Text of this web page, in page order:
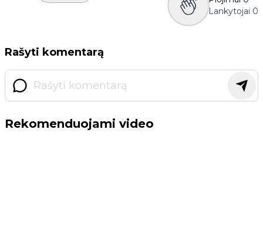
Lankytojai 0
Rašyti komentarą
Rekomenduojami video